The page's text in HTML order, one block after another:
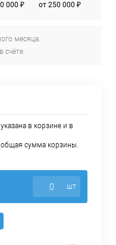
000 ₽
от 250 000 ₽
месяца.
счёте.
в корзине и в
общая сумма корзины.
шт